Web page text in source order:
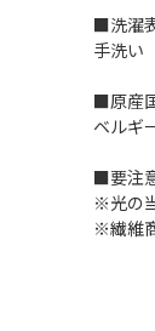
■洗濯
手洗い
■原産
ベルギ
■要注
※光の
※繊維